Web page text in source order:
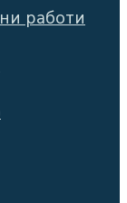
работи